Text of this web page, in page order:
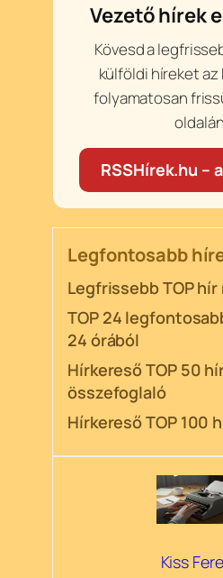
Vezető hírek
Kövesd a
külföldi híreket az
folyamatosan
RSSHírek.hu –
Legfontosabb
Legfrissebb TOP
TOP 24
24 órából
Hírkereső TOP 50
összefoglaló
Hírkereső TOP 100
Kiss